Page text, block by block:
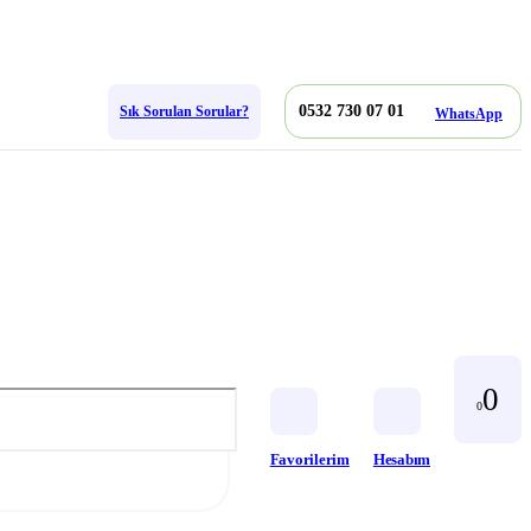
Sık Sorulan Sorular? 0532 730 07 01 WhatsApp
Favorilerim Hesabım
00